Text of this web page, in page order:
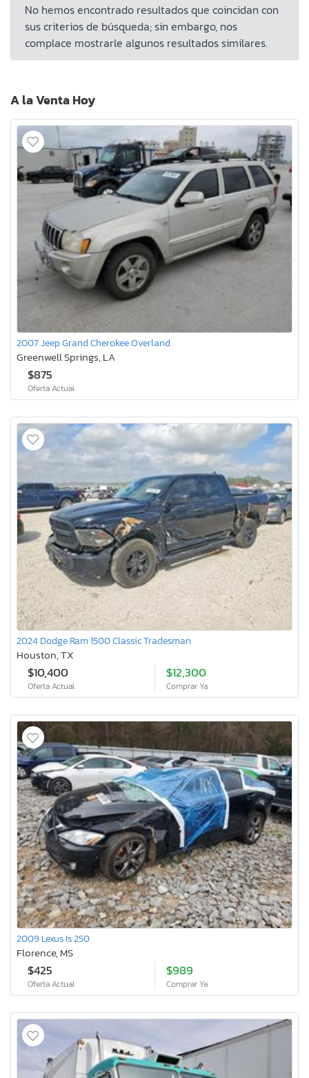
No hemos encontrado resultados que coincidan con
sus criterios de búsqueda; sin embargo, nos
complace mostrarle algunos resultados similares.
A la Venta Hoy
2007 Jeep Grand Cherokee Overland
Greenwell Springs, LA
$875
Oferta Actual
2024 Dodge Ram 1500 Classic Tradesman
Houston, TX
$10,400
Oferta Actual
$12,300
Comprar Ya
2009 Lexus Is 250
Florence, MS
$425
Oferta Actual
$989
Comprar Ya